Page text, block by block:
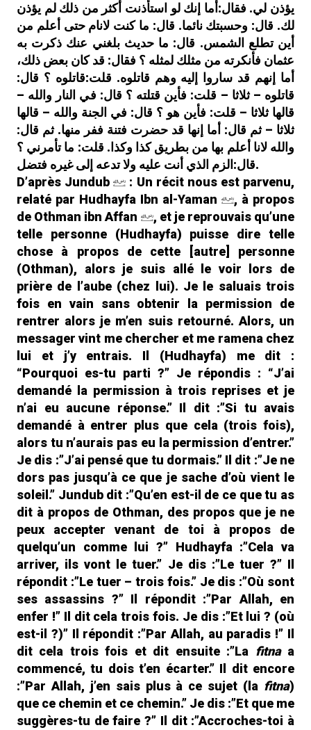
يؤذن لي. فقال:أما إنك لو استأذنت أكثر من ذلك لم يؤذن
لك. قال: وحسبتك نائما. قال: ما كنت لانام حتى أعلم من
أين تطلع الشمس. قال: ما حديث بلغني عنك ذكرت به
عثمان فأنكرته من مثلك لمثله ؟ فقال: قد كان بعض ذلك،
أما إنهم قد ساروا إليه وهم قاتلوه. قلت:قاتلوه ؟ قال:
قاتلوه – ثلاثا – قلت: فأين قتلته ؟ قال: في النار والله –
قالها ثلاثا – قلت: فأين هو ؟ قال: في الجنة والله – قالها
ثلاثا – ثم قال: أما إنها قد حضرت فتنة ففر منها. ثم قال:
والله لانا أعلم بها من بطريق كذا وكذا. قلت: ما تأمرني ؟
قال:الزم الذي أنت عليه ولا تدعه إلى غيره فتضل.
D’après Jundub
: Un récit nous est parvenu,
relaté par Hudhayfa Ibn al-Yaman
, à propos
de Othman ibn Affan
, et je reprouvais qu’une
telle personne (Hudhayfa) puisse dire telle
chose à propos de cette [autre] personne
(Othman), alors je suis allé le voir lors de
prière de l’aube (chez lui). Je le saluais trois
fois en vain sans obtenir la permission de
rentrer alors je m’en suis retourné. Alors, un
messager vint me chercher et me ramena chez
lui et j’y entrais. Il (Hudhayfa) me dit :
“Pourquoi es-tu parti ?” Je répondis : “J’ai
demandé la permission à trois reprises et je
n’ai eu aucune réponse.” Il dit :”Si tu avais
demandé à entrer plus que cela (trois fois),
alors tu n’aurais pas eu la permission d’entrer.”
Je dis :”J’ai pensé que tu dormais.” Il dit :”Je ne
dors pas jusqu’à ce que je sache d’où vient le
soleil.” Jundub dit :”Qu’en est-il de ce que tu as
dit à propos de Othman, des propos que je ne
peux accepter venant de toi à propos de
quelqu’un comme lui ?” Hudhayfa :”Cela va
arriver, ils vont le tuer.” Je dis :”Le tuer ?” Il
répondit :”Le tuer – trois fois.” Je dis :”Où sont
ses assassins ?” Il répondit :”Par Allah, en
enfer !” Il dit cela trois fois. Je dis :”Et lui ? (où
est-il ?)” Il répondit :”Par Allah, au paradis !” Il
dit cela trois fois et dit ensuite :”La fitnaa
commencé, tu dois t’en écarter.” Il dit encore
:”Par Allah, j’en sais plus à ce sujet (la fitna)
que ce chemin et ce chemin.” Je dis :”Et que me
suggères-tu de faire ?” Il dit :”Accroches-toi à